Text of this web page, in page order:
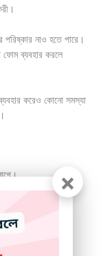
নাও হতে পারে।
ফোম ব্যবহার করলে
করেও কোনো সমস্যা
×